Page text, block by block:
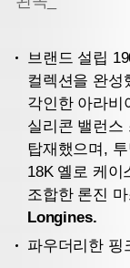
브랜드 설립
컬렉션을 완성
각인한 아라비
실리콘 밸런스
탑재했으며,
18K 옐로 케이
조합한 론진
Longines.
파우더리한 핑